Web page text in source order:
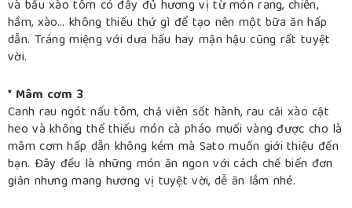
và bầu xào tôm có đầy đủ hương vị từ món rang, chiên,
hầm, xào… không thiếu thứ gì để tạo nên một bữa ăn hấp
dẫn. Tráng miệng với dưa hấu hay mận hậu cũng rất tuyệt
vời.
* Mâm cơm 3
Canh rau ngót nấu tôm, chả viên sốt hành, rau cải xào cật
heo và không thể thiếu món cà pháo muối vàng được cho là
mâm cơm hấp dẫn không kém mà Sato muốn giới thiệu đến
bạn. Đây đều là những món ăn ngon với cách chế biến đơn
giản nhưng mang hương vị tuyệt vời, dễ ăn lắm nhé.